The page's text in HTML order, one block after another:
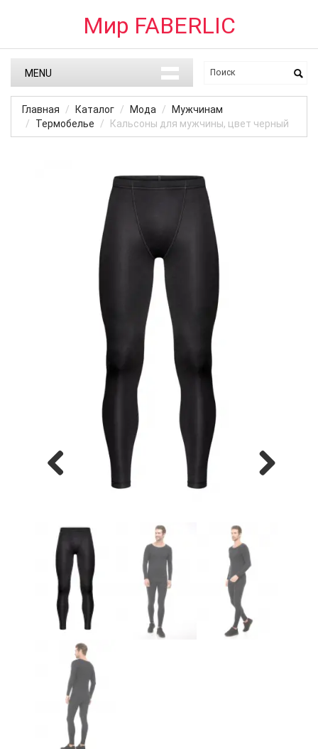
Мир FABERLIC
MENU
Главная Каталог Мода
Мужчинам
Термобелье
Кальсоны для мужчины, цвет черный